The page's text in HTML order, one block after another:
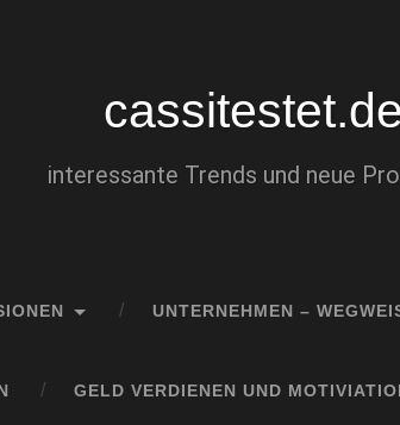
cassitestet.de
interessante Trends und neue
UNTERNEHMEN –
GELD VERDIENEN UND